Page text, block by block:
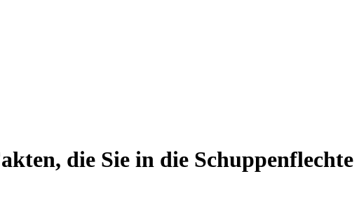
die Sie in die Schuppenflechte